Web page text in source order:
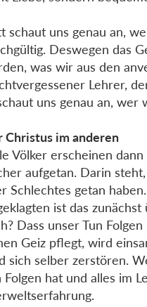
schaut uns genau an,
Deswegen das
was wir aus den
Lehrer,
uns genau an, wer
Christus im anderen
Völker erscheinen
aufgetan. Darin
Schlechtes getan
ist das
Dass unser Tun
Geiz pflegt, wird
sich selber zerstören.
Folgen hat und alles im